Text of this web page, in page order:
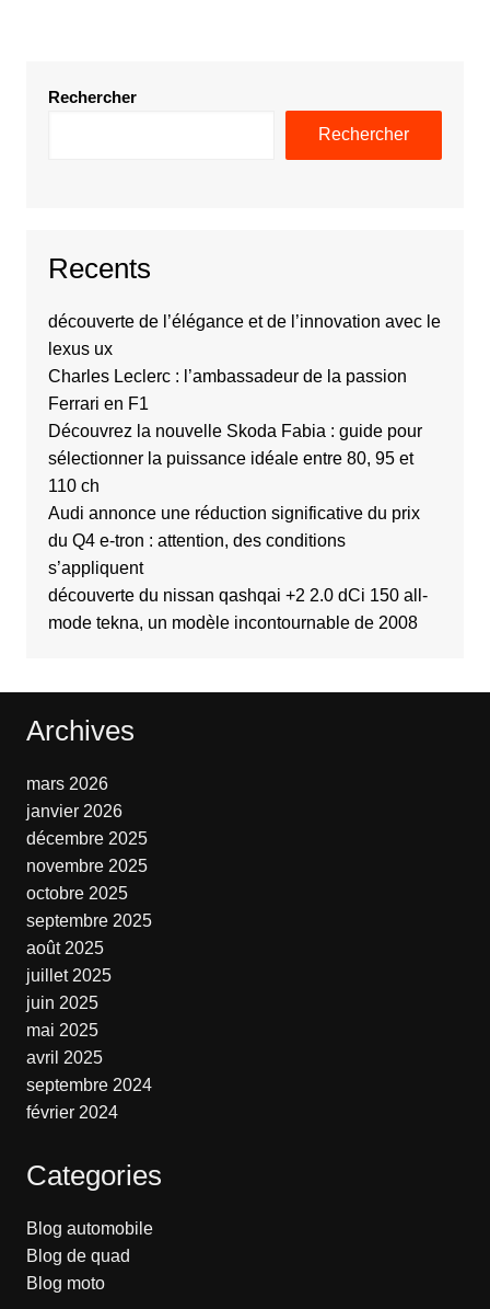
Rechercher
Rechercher
Recents
découverte de l’élégance et de l’innovation avec le
lexus ux
Charles Leclerc : l’ambassadeur de la passion
Ferrari en F1
Découvrez la nouvelle Skoda Fabia : guide pour
sélectionner la puissance idéale entre 80, 95 et
110 ch
Audi annonce une réduction significative du prix
du Q4 e-tron : attention, des conditions
s’appliquent
découverte du nissan qashqai +2 2.0 dCi 150 all-
mode tekna, un modèle incontournable de 2008
Archives
mars 2026
janvier 2026
décembre 2025
novembre 2025
octobre 2025
septembre 2025
août 2025
juillet 2025
juin 2025
mai 2025
avril 2025
septembre 2024
février 2024
Categories
Blog automobile
Blog de quad
Blog moto